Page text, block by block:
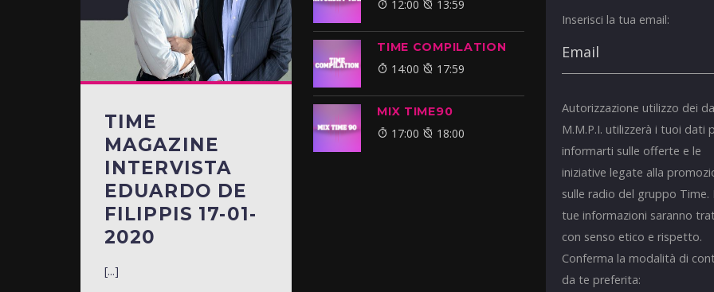
TIME
MAGAZINE
INTERVISTA
EDUARDO DE
FILIPPIS 17-01-
2020
[...]
12:00 13:59
TIME COMPILATION
14:00 17:59
MIX TIME90
17:00 18:00
Inserisci la tua email:
Autorizzazione utilizzo dei
M.M.P.I. utilizzerà i tuoi dati
informarti sulle offerte e le
iniziative legate alla
sulle radio del gruppo Time.
tue informazioni saranno
con senso etico e rispetto.
Conferma la modalità di
da te preferita: